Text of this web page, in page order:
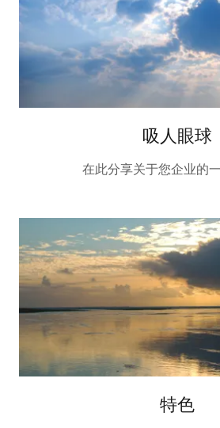
吸人眼球
在此分享关于您企业的一
特色